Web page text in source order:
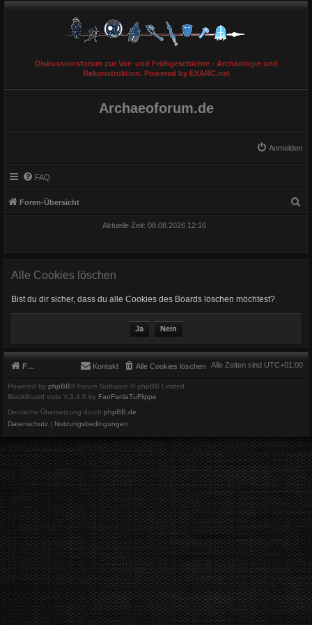
Diskussionsforum zur Vor- und Frühgeschichte - Archäologie und
Rekonstruktion. Powered by EXARC.net
Archaeoforum.de
Anmelden
FAQ
Foren-Übersicht
Aktuelle Zeit: 08.08.2026 12:16
Alle Cookies löschen
Bist du dir sicher, dass du alle Cookies des Boards löschen möchtest?
Foren-Übersicht Alle Zeiten sind UTC+01:00
Alle Cookies löschen
Kontakt
Powered by phpBB® Forum Software © phpBB Limited
BlackBoard style V.3.4.6 by FanFanlaTuFlippe
Deutsche Übersetzung durch phpBB.de
Datenschutz | Nutzungsbedingungen